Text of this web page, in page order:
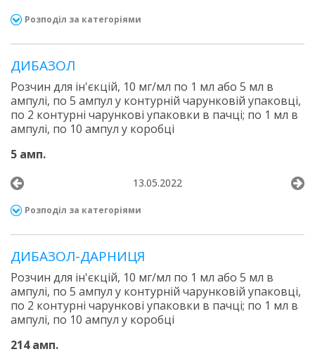
Розподіл за категоріями
ДИБАЗОЛ
Розчин для ін'єкцій, 10 мг/мл по 1 мл або 5 мл в
ампулі, по 5 ампул у контурній чарунковій упаковці,
по 2 контурні чарункові упаковки в пачці; по 1 мл в
ампулі, по 10 ампул у коробці
5 амп.
13.05.2022
Розподіл за категоріями
ДИБАЗОЛ-ДАРНИЦЯ
Розчин для ін'єкцій, 10 мг/мл по 1 мл або 5 мл в
ампулі, по 5 ампул у контурній чарунковій упаковці,
по 2 контурні чарункові упаковки в пачці; по 1 мл в
ампулі, по 10 ампул у коробці
214 амп.